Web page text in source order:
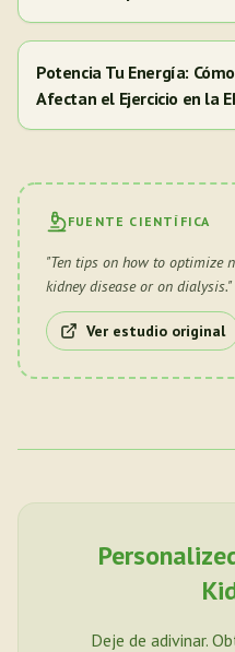
Potencia Tu Energía:
Afectan el Ejercicio en la
FUENTE CIENTÍFICA
"Ten tips on how to
kidney disease or on dialysis."
Ver estudio original
Deje de adivinar.